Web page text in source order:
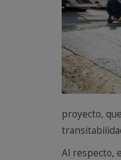
proyecto,
Al respecto,